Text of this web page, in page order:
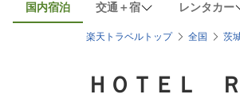
国内宿泊 交通＋宿 レンタカー
楽天トラベルトップ 全国 茨
ＨＯＴＥＬ